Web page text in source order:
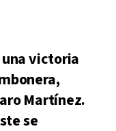
victoria
Martínez.
se